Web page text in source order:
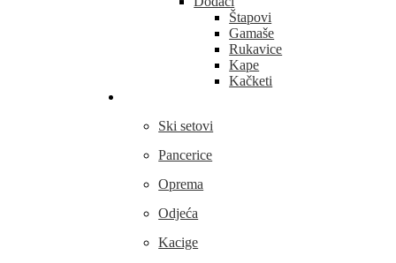
Štapovi
Gamaše
Rukavice
Kape
Kačketi
Ski setovi
Pancerice
Oprema
Odjeća
Kacige